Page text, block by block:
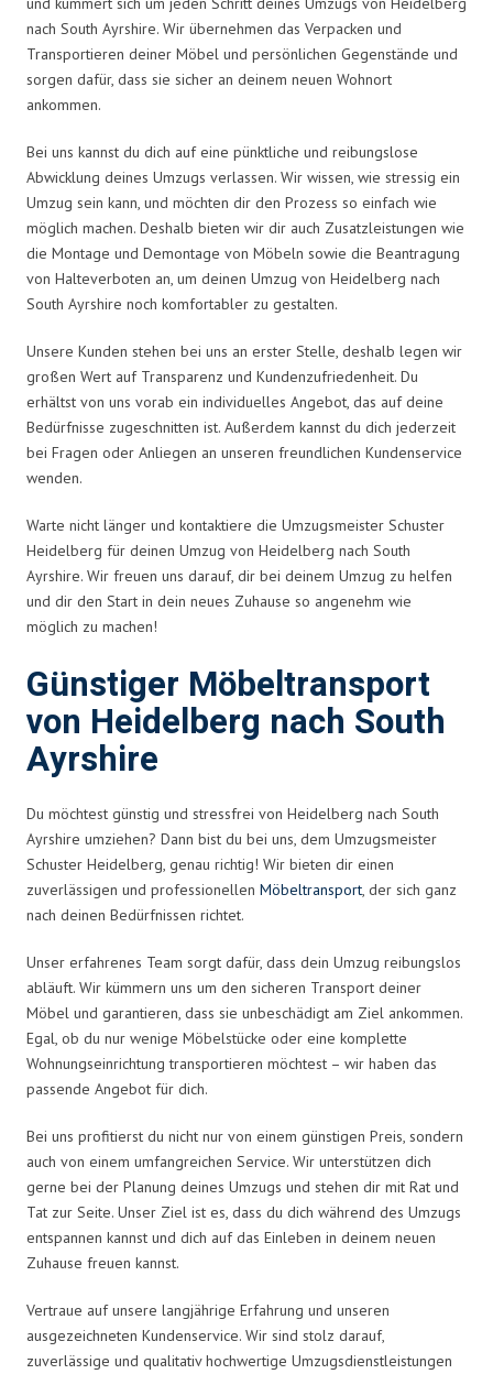
nach South Ayrshire. Wir übernehmen das Verpacken und
Transportieren deiner Möbel und persönlichen Gegenstände und
sorgen dafür, dass sie sicher an deinem neuen Wohnort
ankommen.
Bei uns kannst du dich auf eine pünktliche und reibungslose
Abwicklung deines Umzugs verlassen. Wir wissen, wie stressig ein
Umzug sein kann, und möchten dir den Prozess so einfach wie
möglich machen. Deshalb bieten wir dir auch Zusatzleistungen wie
die Montage und Demontage von Möbeln sowie die Beantragung
von Halteverboten an, um deinen Umzug von Heidelberg nach
South Ayrshire noch komfortabler zu gestalten.
Unsere Kunden stehen bei uns an erster Stelle, deshalb legen wir
großen Wert auf Transparenz und Kundenzufriedenheit. Du
erhältst von uns vorab ein individuelles Angebot, das auf deine
Bedürfnisse zugeschnitten ist. Außerdem kannst du dich jederzeit
bei Fragen oder Anliegen an unseren freundlichen Kundenservice
wenden.
Warte nicht länger und kontaktiere die Umzugsmeister Schuster
Heidelberg für deinen Umzug von Heidelberg nach South
Ayrshire. Wir freuen uns darauf, dir bei deinem Umzug zu helfen
und dir den Start in dein neues Zuhause so angenehm wie
möglich zu machen!
Günstiger Möbeltransport
von Heidelberg nach South
Ayrshire
Du möchtest günstig und stressfrei von Heidelberg nach South
Ayrshire umziehen? Dann bist du bei uns, dem Umzugsmeister
Schuster Heidelberg, genau richtig! Wir bieten dir einen
zuverlässigen und professionellen Möbeltransport, der sich ganz
nach deinen Bedürfnissen richtet.
Unser erfahrenes Team sorgt dafür, dass dein Umzug reibungslos
abläuft. Wir kümmern uns um den sicheren Transport deiner
Möbel und garantieren, dass sie unbeschädigt am Ziel ankommen.
Egal, ob du nur wenige Möbelstücke oder eine komplette
Wohnungseinrichtung transportieren möchtest – wir haben das
passende Angebot für dich.
Bei uns profitierst du nicht nur von einem günstigen Preis, sondern
auch von einem umfangreichen Service. Wir unterstützen dich
gerne bei der Planung deines Umzugs und stehen dir mit Rat und
Tat zur Seite. Unser Ziel ist es, dass du dich während des Umzugs
entspannen kannst und dich auf das Einleben in deinem neuen
Zuhause freuen kannst.
Vertraue auf unsere langjährige Erfahrung und unseren
ausgezeichneten Kundenservice. Wir sind stolz darauf,
zuverlässige und qualitativ hochwertige Umzugsdienstleistungen